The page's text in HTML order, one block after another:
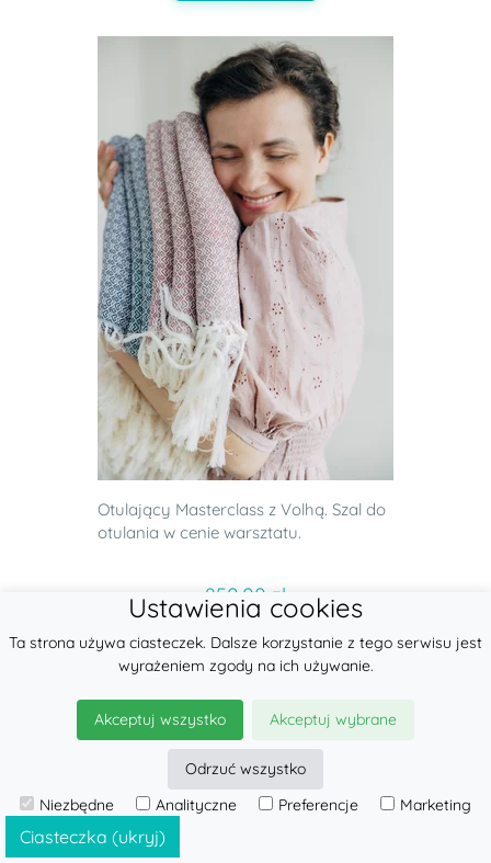
Otulający Masterclass z Volhą. Szal do
otulania w cenie warsztatu.
850.00 zł
do koszyka
Ciasteczka (ukryj)
Ustawienia cookies
Ta strona używa ciasteczek. Dalsze korzystanie z tego serwisu jest
wyrażeniem zgody na ich używanie.
Akceptuj wszystko Akceptuj wybrane
Odrzuć wszystko
Niezbędne
Analityczne Preferencje Marketing